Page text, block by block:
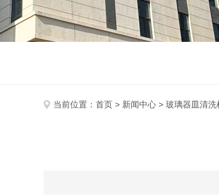
当前位置： 首页 > 新闻中心 > 玻璃器皿清